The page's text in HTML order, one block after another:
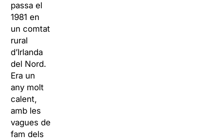
passa el
1981 en
un comtat
rural
d’Irlanda
del Nord.
Era un
any molt
calent,
amb les
vagues de
fam dels